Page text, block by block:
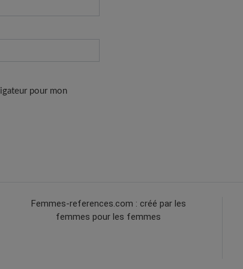
pour mon
Femmes-references.com : créé par les
femmes pour les femmes